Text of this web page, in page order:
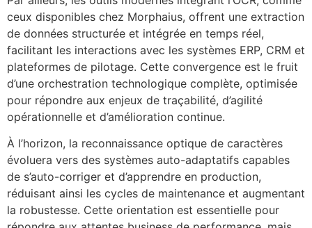
ceux disponibles chez Morphaius, offrent une extraction
de données structurée et intégrée en temps réel,
facilitant les interactions avec les systèmes ERP, CRM et
plateformes de pilotage. Cette convergence est le fruit
d’une orchestration technologique complète, optimisée
pour répondre aux enjeux de traçabilité, d’agilité
opérationnelle et d’amélioration continue.
À l’horizon, la reconnaissance optique de caractères
évoluera vers des systèmes auto-adaptatifs capables
de s’auto-corriger et d’apprendre en production,
réduisant ainsi les cycles de maintenance et augmentant
la robustesse. Cette orientation est essentielle pour